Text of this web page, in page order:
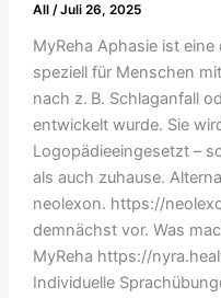
All /Juli 26, 2025
MyReha Aphasie ist
speziell für Menschen
nach z. B. Schlaganfall
entwickelt wurde. Sie
Logopädieeingesetzt –
als auch zuhause.
neolexon. https://
demnächst vor. Was
MyReha https://
Individuelle